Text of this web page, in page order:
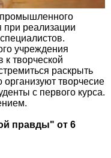
промышленного
реализации
учреждения
к творческой
раскрыть
творчесие
с первого курса.
правды" от 6